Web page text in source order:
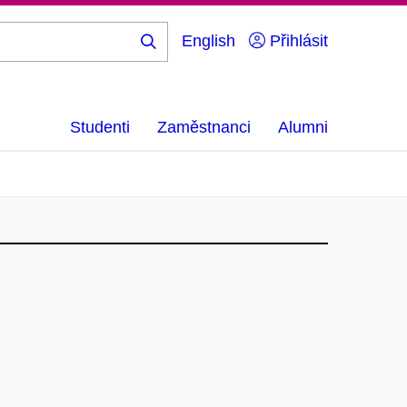
English Přihlásit
Studenti Zaměstnanci Alumni